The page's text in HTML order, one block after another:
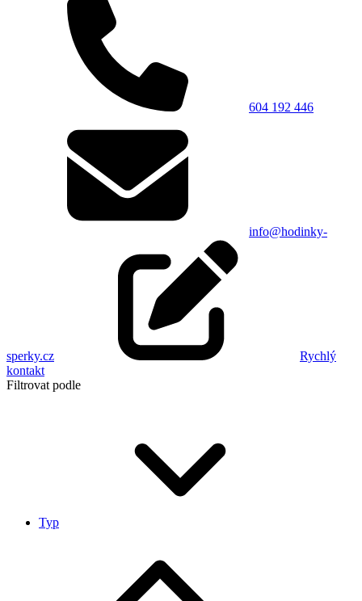
604 192 446
info@hodinky-
sperky.cz
Rychlý
kontakt
Filtrovat podle
Typ